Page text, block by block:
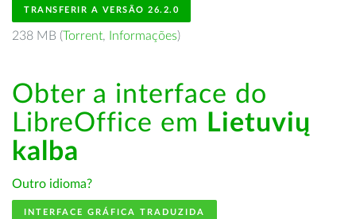
TRANSFERIR A VERSÃO 26.2.0
238 MB (Torrent, Informações)
Obter a interface do
LibreOffice em Lietuvių
kalba
Outro idioma?
INTERFACE GRÁFICA TRADUZIDA